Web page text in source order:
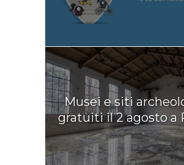
Musei e siti
gratuiti il 2 agosto a